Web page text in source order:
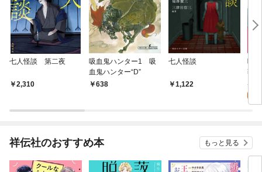
七人怪談 第二夜
2,310
吸血鬼ハンター1 吸
血鬼ハンター“D”
638
七人怪談
1,122
吸
薇
祥伝社のおすすめ本 もっと見る